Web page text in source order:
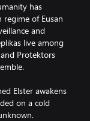
has
of Eusan
and
live among
Protektors
Elster awakens
on a cold